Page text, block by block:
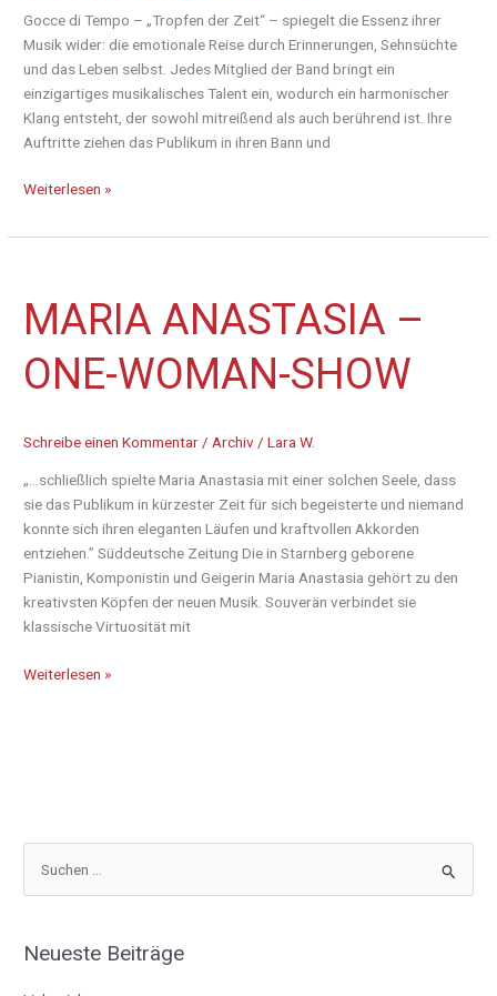
Gocce di Tempo – „Tropfen der Zeit“ – spiegelt die Essenz ihrer
Musik wider: die emotionale Reise durch Erinnerungen, Sehnsüchte
und das Leben selbst. Jedes Mitglied der Band bringt ein
einzigartiges musikalisches Talent ein, wodurch ein harmonischer
Klang entsteht, der sowohl mitreißend als auch berührend ist. Ihre
Auftritte ziehen das Publikum in ihren Bann und
Weiterlesen »
MARIA ANASTASIA –
ONE-WOMAN-SHOW
Schreibe einen Kommentar / Archiv /Lara W.
„…schließlich spielte Maria Anastasia mit einer solchen Seele, dass
sie das Publikum in kürzester Zeit für sich begeisterte und niemand
konnte sich ihren eleganten Läufen und kraftvollen Akkorden
entziehen.” Süddeutsche Zeitung Die in Starnberg geborene
Pianistin, Komponistin und Geigerin Maria Anastasia gehört zu den
kreativsten Köpfen der neuen Musik. Souverän verbindet sie
klassische Virtuosität mit
Maria
Anastasia
–
One-
Weiterlesen »
hNeueste Beiträge